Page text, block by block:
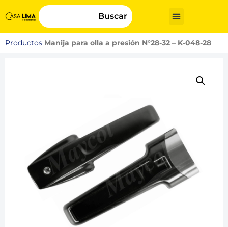
Buscar
Productos Manija para olla a presión N°28-32 – K-048-28